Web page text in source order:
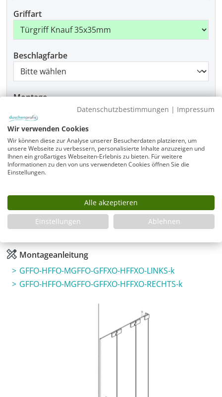
Griffart
Beschlagfarbe
Montage
Produkt Anzahl: Gib den gewünschten
In den Warenkorb
Infos
Fragen zum Artikel
Planungshilfe
Montageanleitung
GFFO-HFFO-MGFFO-GFFXO-HFFXO-LINKS-k
GFFO-HFFO-MGFFO-GFFXO-HFFXO-RECHTS-k
Datenschutzbestimmungen | Impressum
Wir verwenden Cookies
Wir können diese zur Analyse unserer Besucherdaten platzieren, um
unsere Webseite zu verbessern, personalisierte Inhalte anzuzeigen und
Ihnen ein großartiges Webseiten-Erlebnis zu bieten. Für weitere
Informationen zu den von uns verwendeten Cookies öffnen Sie die
Einstellungen.
Alle akzeptieren
Einstellungen
Ablehnen